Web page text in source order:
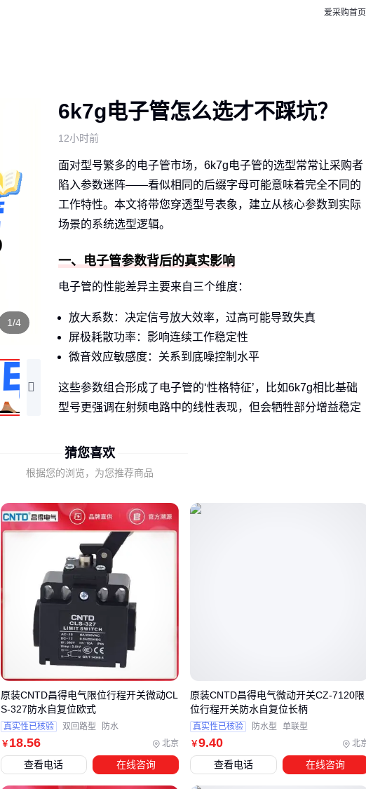
爱采购首页
1/4
6k7g电子管怎么选才不踩坑？
12小时前
面对型号繁多的电子管市场，6k7g电子管的选型常常让采购者
陷入参数迷阵——看似相同的后缀字母可能意味着完全不同的
工作特性。本文将带您穿透型号表象，建立从核心参数到实际
场景的系统选型逻辑。
一、电子管参数背后的真实影响
电子管的性能差异主要来自三个维度：
放大系数：决定信号放大效率，过高可能导致失真
屏极耗散功率：影响连续工作稳定性
微音效应敏感度：关系到底噪控制水平
这些参数组合形成了电子管的‘性格特征’，比如6k7g相比基础
型号更强调在射频电路中的线性表现，但会牺牲部分增益稳定
采购时若仅对比型号前缀（如6k7），可能忽略后缀字母带来的
关键设计变更——这正是许多设备匹配问题的根源。
二、6k7g的隐藏设计语言
6k7g的‘g’后缀代表其特殊的玻璃封装结构，这种设计带来了两
个矛盾特性：
优势：比金属壳版本更利于高频散热
劣势：机械强度降低，不适合振动环境
在替换6k7gt等相似型号时，必须注意gt版本的金属外壳虽然耐
震动，但散热效率会下降约15%，这可能导致在高温机箱内提
真正的选型智慧在于：先确认设备原始设计是针对哪种封装类
型优化，再考虑工作环境温度与振动条件，最后决定是否接受
三、6k7g电子管与替代型号如何根据场景选择？
猜您喜欢
根据您的浏览，为您推荐商品
￥ 18.56 北京
原装CNTD昌得电气限位行程开关微动CL
S-327防水自复位欧式
真实性已核验 双回路型 防水
查看电话 在线咨询
￥9.40 北
原装CNTD昌得电气微动开关CZ-7120限
位行程开关防水自复位长柄
真实性已核验 防水型 单联型
查看电话 在线咨询